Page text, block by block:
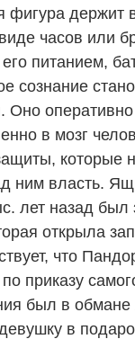
фигура держит
часов или
питанием,
сознание
оперативно
в мозг
которые
ним власть.
лет назад
открыла
что
по приказу
был в
в